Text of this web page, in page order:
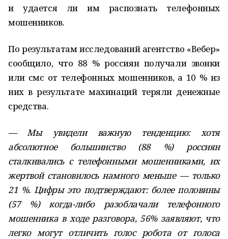
и удается ли им распознать телефонных
мошенников.
По результатам исследований агентство «Вебер»
сообщило, что 88 % россиян получали звонки
или смс от телефонных мошенников, а 10 % из
них в результате махинаций теряли денежные
средства.
— Мы увидели важную тенденцию: хотя
абсолютное большинство (88 %) россиян
сталкивались с телефонными мошенниками, их
жертвой становилось намного меньше — только
21 %. Цифры это подтверждают: более половины
(57 %) когда-либо разоблачали телефонного
мошенника в ходе разговора, 56% заявляют, что
легко могут отличить голос робота от голоса